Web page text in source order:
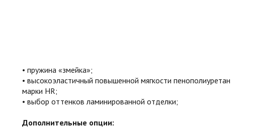
пружина «змейка»;
высокоэластичный повышенной мягкости пенополиуретан
марки HR;
выбор оттенков ламинированной отделки;
Дополнительные опции: